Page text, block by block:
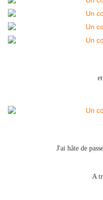
J'ai hâte de
A